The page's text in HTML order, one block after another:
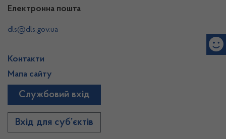
Електронна пошта
dls@dls.gov.ua
Контакти
Мапа сайту
Службовий вхід
Вхід для суб’єктів